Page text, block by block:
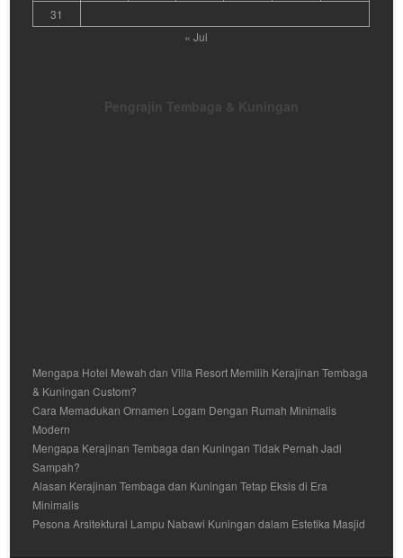
31
« Jul
Pengrajin Tembaga & Kuningan
Mengapa Hotel Mewah dan Villa Resort Memilih Kerajinan Tembaga
& Kuningan Custom?
Cara Memadukan Ornamen Logam Dengan Rumah Minimalis
Modern
Mengapa Kerajinan Tembaga dan Kuningan Tidak Pernah Jadi
Sampah?
Alasan Kerajinan Tembaga dan Kuningan Tetap Eksis di Era
Minimalis
Pesona Arsitektural Lampu Nabawi Kuningan dalam Estetika Masjid